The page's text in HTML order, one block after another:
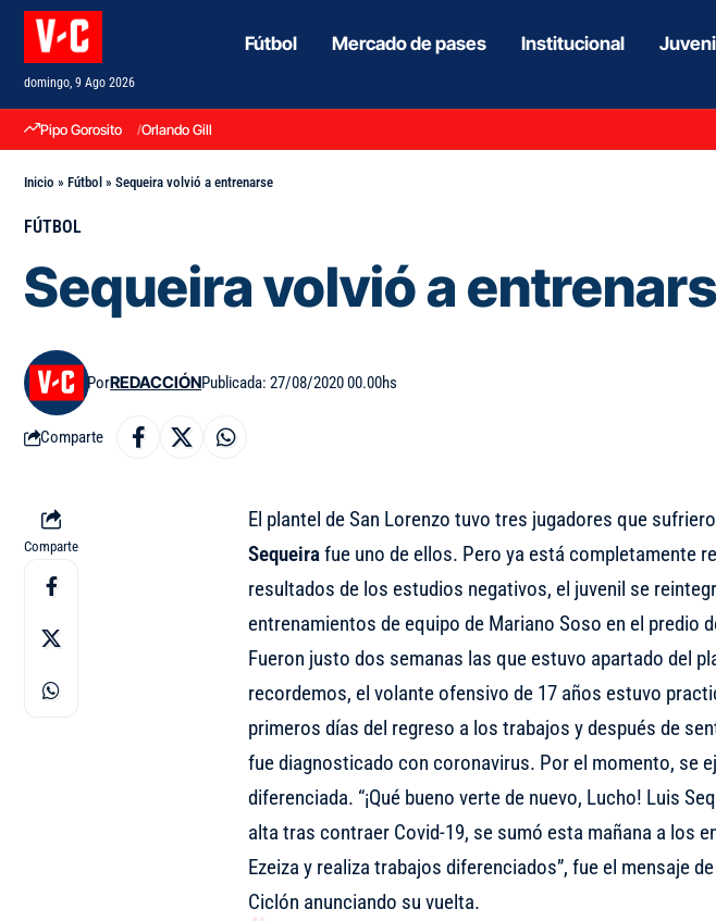
domingo, 9 Ago 2026
Fútbol Mercado de pases Institucional
Pipo Gorosito Orlando Gill
Inicio » Fútbol » Sequeira volvió a entrenarse
FÚTBOL
Sequeira volvió a
PorREDACCIÓNPublicada: 27/08/2020 00.00hs
Comparte
Comparte
El plantel de San Lorenzo tuvo tres jugadores que
Sequeirafue uno de ellos. Pero ya está completamente
resultados de los estudios negativos, el juvenil se
entrenamientos de equipo de Mariano Soso en el predio
Fueron justo dos semanas las que estuvo apartado del
recordemos, el volante ofensivo de 17 años estuvo
primeros días del regreso a los trabajos ydespués de
fue diagnosticado con coronavirus. Por el momento, se
diferenciada. “¡Qué bueno verte de nuevo, Lucho! Luis
alta tras contraer Covid-19, se sumó esta mañana a los
Ezeiza y realiza trabajos diferenciados”, fue el mensaje
Ciclón anunciando su vuelta.